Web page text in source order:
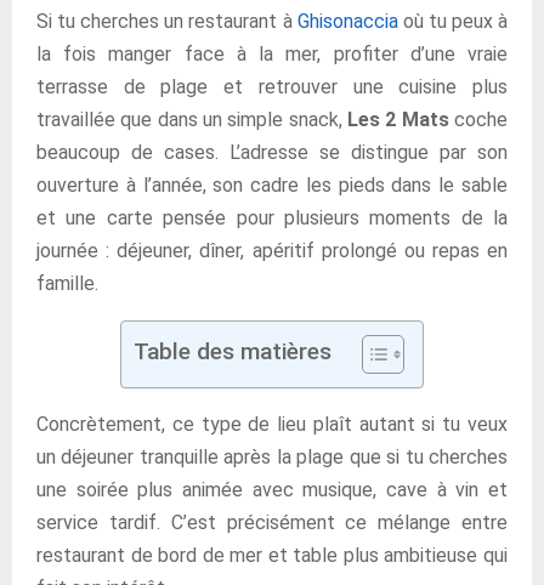
Si tu cherches un restaurant à Ghisonacciaoù tu peux à
la fois manger face à la mer, profiter d’une vraie
terrasse de plage et retrouver une cuisine plus
travaillée que dans un simple snack, Les 2 Matscoche
beaucoup de cases. L’adresse se distingue par son
ouverture à l’année, son cadre les pieds dans le sable
et une carte pensée pour plusieurs moments de la
journée : déjeuner, dîner, apéritif prolongé ou repas en
famille.
Table des matières
Concrètement, ce type de lieu plaît autant si tu veux
un déjeuner tranquille après la plage que si tu cherches
une soirée plus animée avec musique, cave à vin et
service tardif. C’est précisément ce mélange entre
restaurant de bord de mer et table plus ambitieuse qui